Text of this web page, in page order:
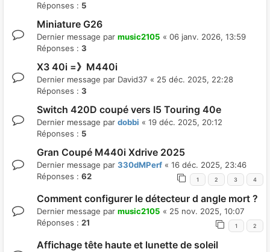
Réponses : 5
Miniature G26
Dernier message par music2105 « 06 janv. 2026, 13:59
Réponses : 3
X3 40i =》M440i
Dernier message par David37 « 25 déc. 2025, 22:28
Réponses : 3
Switch 420D coupé vers I5 Touring 40e
Dernier message par dobbi « 19 déc. 2025, 20:12
Réponses : 5
Gran Coupé M440i Xdrive 2025
Dernier message par 330dMPerf « 16 déc. 2025, 23:46
Réponses : 62 1 2 3 4
Comment configurer le détecteur d angle mort ?
Dernier message par music2105 « 25 nov. 2025, 10:07
Réponses : 21 1 2
Affichage tête haute et lunette de soleil